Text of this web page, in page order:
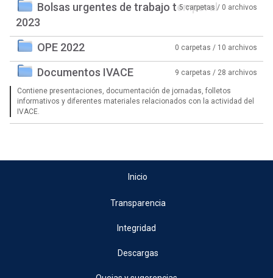
Bolsas urgentes de trabajo temporal
2023
5 carpetas / 0 archivos
OPE 2022 0 carpetas / 10 archivos
Documentos IVACE 9 carpetas / 28 archivos
Contiene presentaciones, documentación de jornadas, folletos
informativos y diferentes materiales relacionados con la actividad del
IVACE.
Inicio
Transparencia
Integridad
Descargas